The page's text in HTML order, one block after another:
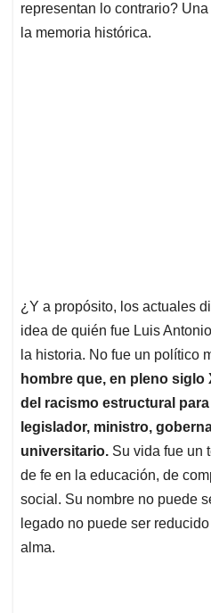
representan lo contrario?
la memoria histórica.
¿Y a propósito, los actuales
idea de quién fue Luis
la historia. No fue un político
hombre que, en pleno siglo
del racismo estructural
legislador, ministro,
universitario. Su vida fue un
de fe en la educación, de
social. Su nombre no puede
legado no puede ser
alma.